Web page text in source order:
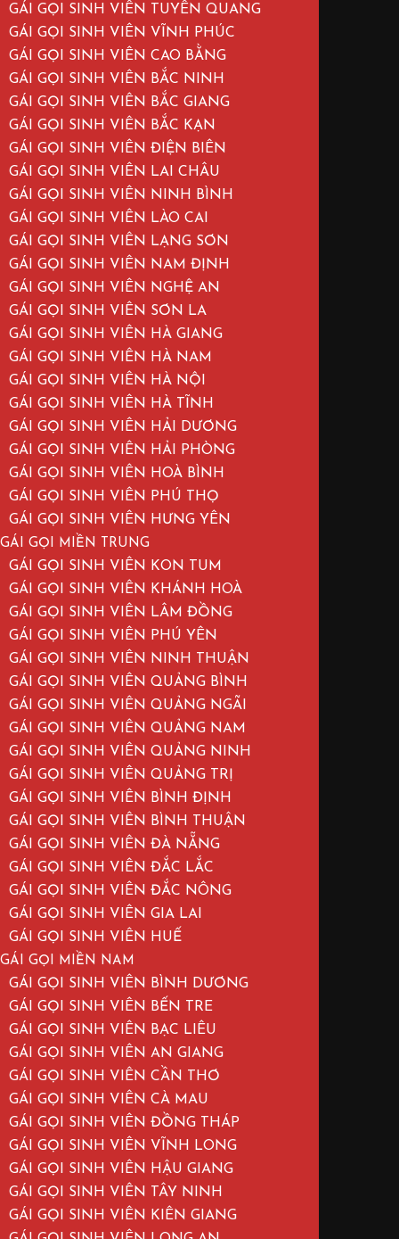
GÁI GỌI SINH VIÊN TUYÊN QUANG
GÁI GỌI SINH VIÊN VĨNH PHÚC
GÁI GỌI SINH VIÊN CAO BẰNG
GÁI GỌI SINH VIÊN BẮC NINH
GÁI GỌI SINH VIÊN BẮC GIANG
GÁI GỌI SINH VIÊN BẮC KẠN
GÁI GỌI SINH VIÊN ĐIỆN BIÊN
GÁI GỌI SINH VIÊN LAI CHÂU
GÁI GỌI SINH VIÊN NINH BÌNH
GÁI GỌI SINH VIÊN LÀO CAI
GÁI GỌI SINH VIÊN LẠNG SƠN
GÁI GỌI SINH VIÊN NAM ĐỊNH
GÁI GỌI SINH VIÊN NGHỆ AN
GÁI GỌI SINH VIÊN SƠN LA
GÁI GỌI SINH VIÊN HÀ GIANG
GÁI GỌI SINH VIÊN HÀ NAM
GÁI GỌI SINH VIÊN HÀ NỘI
GÁI GỌI SINH VIÊN HÀ TĨNH
GÁI GỌI SINH VIÊN HẢI DƯƠNG
GÁI GỌI SINH VIÊN HẢI PHÒNG
GÁI GỌI SINH VIÊN HOÀ BÌNH
GÁI GỌI SINH VIÊN PHÚ THỌ
GÁI GỌI SINH VIÊN HƯNG YÊN
GÁI GỌI MIỀN TRUNG
GÁI GỌI SINH VIÊN KON TUM
GÁI GỌI SINH VIÊN KHÁNH HOÀ
GÁI GỌI SINH VIÊN LÂM ĐỒNG
GÁI GỌI SINH VIÊN PHÚ YÊN
GÁI GỌI SINH VIÊN NINH THUẬN
GÁI GỌI SINH VIÊN QUẢNG BÌNH
GÁI GỌI SINH VIÊN QUẢNG NGÃI
GÁI GỌI SINH VIÊN QUẢNG NAM
GÁI GỌI SINH VIÊN QUẢNG NINH
GÁI GỌI SINH VIÊN QUẢNG TRỊ
GÁI GỌI SINH VIÊN BÌNH ĐỊNH
GÁI GỌI SINH VIÊN BÌNH THUẬN
GÁI GỌI SINH VIÊN ĐÀ NẴNG
GÁI GỌI SINH VIÊN ĐẮC LẮC
GÁI GỌI SINH VIÊN ĐẮC NÔNG
GÁI GỌI SINH VIÊN GIA LAI
GÁI GỌI SINH VIÊN HUẾ
GÁI GỌI MIỀN NAM
GÁI GỌI SINH VIÊN BÌNH DƯƠNG
GÁI GỌI SINH VIÊN BẾN TRE
GÁI GỌI SINH VIÊN BẠC LIÊU
GÁI GỌI SINH VIÊN AN GIANG
GÁI GỌI SINH VIÊN CẦN THƠ
GÁI GỌI SINH VIÊN CÀ MAU
GÁI GỌI SINH VIÊN ĐỒNG THÁP
GÁI GỌI SINH VIÊN VĨNH LONG
GÁI GỌI SINH VIÊN HẬU GIANG
GÁI GỌI SINH VIÊN TÂY NINH
GÁI GỌI SINH VIÊN KIÊN GIANG